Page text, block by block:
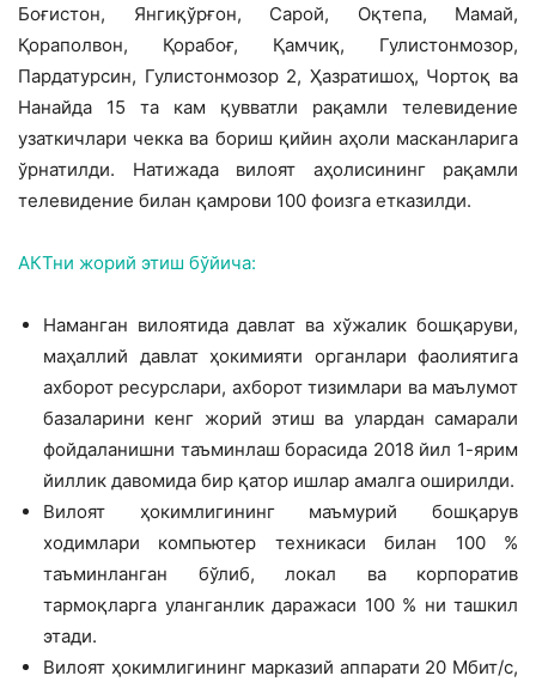
Боғистон, Янгиқўрғон, Сарой, Оқтепа, Мамай,
Қораполвон, Қорабоғ, Қамчиқ, Гулистонмозор,
Пардатурсин, Гулистонмозор 2, Ҳазратишоҳ, Чортоқ ва
Нанайда 15 та кам қувватли рақамли телевидение
узаткичлари чекка ва бориш қийин аҳоли масканларига
ўрнатилди. Натижада вилоят аҳолисининг рақамли
телевидение билан қамрови 100 фоизга етказилди.
АКТни жорий этиш бўйича:
Наманган вилоятида давлат ва хўжалик бошқаруви,
маҳаллий давлат ҳокимияти органлари фаолиятига
ахборот ресурслари, ахборот тизимлари ва маълумот
базаларини кенг жорий этиш ва улардан самарали
фойдаланишни таъминлаш борасида 2018 йил 1-ярим
йиллик давомида бир қатор ишлар амалга оширилди.
Вилоят ҳокимлигининг маъмурий бошқарув
ходимлари компьютер техникаси билан 100 %
таъминланган бўлиб, локал ва корпоратив
тармоқларга уланганлик даражаси 100 % ни ташкил
этади.
Вилоят ҳокимлигининг марказий аппарати 20 Мбит/с,